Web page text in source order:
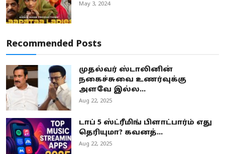
May 3, 2024
Recommended Posts
முதல்வர் ஸ்டாலினின்
நகைச்சுவை உணர்வுக்கு
அளவே இல்ல...
Aug 22, 2025
டாப் 5 ஸ்ட்ரீமிங் பிளாட்பார்ம் எது
தெரியுமா? கவனத்...
Aug 22, 2025